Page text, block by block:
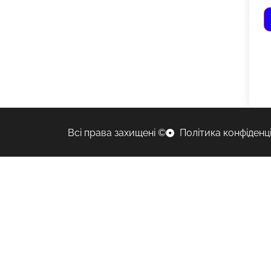
Всі права захищені © Політика